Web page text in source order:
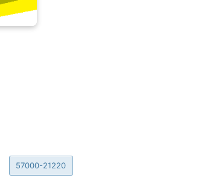
57000-21220